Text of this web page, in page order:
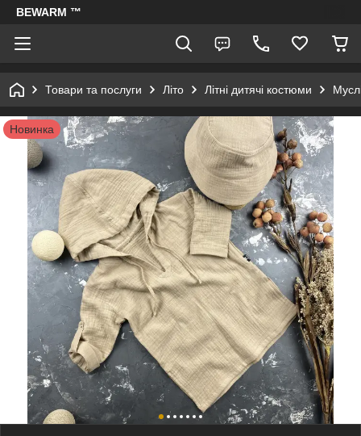
BEWARM ™
Товари та послуги Літо Літні дитячі костюми
Новинка